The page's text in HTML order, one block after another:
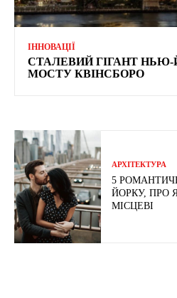
ІННОВАЦІЇ
СТАЛЕВИЙ ГІГАНТ НЬЮ-
МОСТУ КВІНСБОРО
АРХІТЕКТУРА
5
ЙОРКУ, ПРО
МІСЦЕВІ